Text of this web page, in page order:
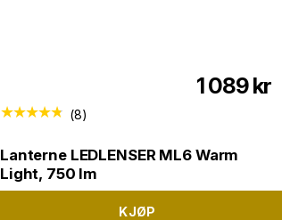
1 089kr
(8)
Lanterne LEDLENSER ML6 Warm
Light, 750 lm
KJØP